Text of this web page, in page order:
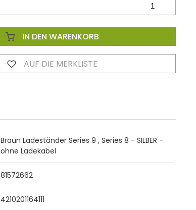
IN DEN WARENKORB
AUF DIE MERKLISTE
Braun Ladeständer Series 9 , Series 8 - SILBER -
ohne Ladekabel
81572662
4210201164111